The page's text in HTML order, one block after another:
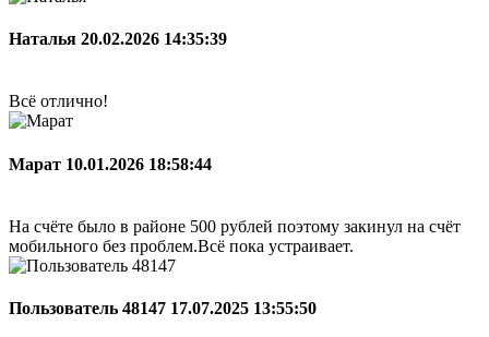
Наталья 20.02.2026 14:35:39
Всё отлично!
Марат 10.01.2026 18:58:44
На счёте было в районе 500 рублей поэтому закинул на счёт
мобильного без проблем.Всё пока устраивает.
Пользователь 48147 17.07.2025 13:55:50